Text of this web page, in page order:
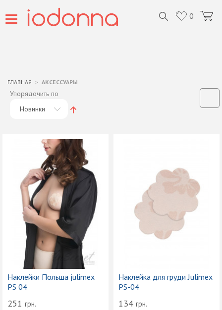
0
ГЛАВНАЯ АКСЕССУАРЫ
Упорядочить по
Новинки
Наклейки Польша julimex
PS 04
251 грн.
Наклейка для груди Julimex
PS-04
134 грн.